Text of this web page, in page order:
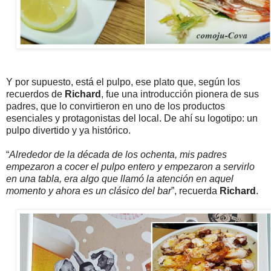
Y por supuesto, está el pulpo, ese plato que, según los
recuerdos de Richard , fue una introducción pionera de sus
padres, que lo convirtieron en uno de los productos
esenciales y protagonistas del local. De ahí su logotipo: un
pulpo divertido y ya histórico.
“Alrededor de la década de los ochenta, mis padres
empezaron a cocer el pulpo entero y empezaron a servirlo
en una tabla, era algo que llamó la atención en aquel
momento y ahora es un clásico del bar”, recuerda Richard .